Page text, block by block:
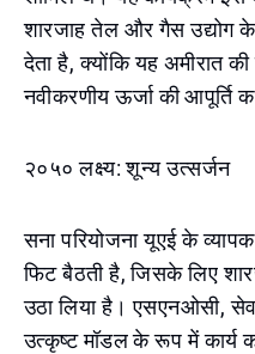
शारजाह तेल और गैस उद्योग के
देता है, क्योंकि यह अमीरात
नवीकरणीय ऊर्जा की आपूर्ति
२०५० लक्ष्य: शून्य उत्सर्जन
सना परियोजना यूएई के
फिट बैठती है, जिसके लिए
उठा लिया है। एसएनओसी,
उत्कृष्ट मॉडल के रूप में कार्य